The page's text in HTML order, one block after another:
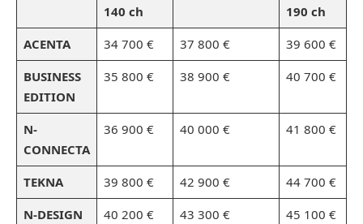
140 ch
190 ch
ACENTA
34 700 € 37 800 €
39 600 €
BUSINESS
EDITION
35 800 € 38 900 € 40 700 €
N-
CONNECTA
36 900 € 40 000 € 41 800 €
TEKNA 39 800 € 42 900 €
44 700 €
N-DESIGN
40 200 € 43 300 €
45 100 €